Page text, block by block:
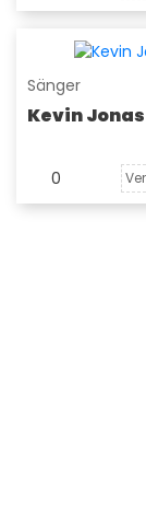
Sänger
Kevin Jonas
0